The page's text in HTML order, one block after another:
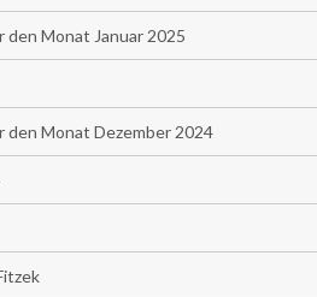
Monat Januar 2025
Monat Dezember 2024